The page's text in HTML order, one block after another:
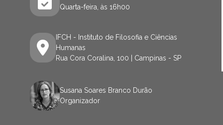
Quarta-feira, às 16h00
IFCH - Instituto de Filosofia e Ciências
Humanas
Rua Cora Coralina, 100 | Campinas - SP
Susana Soares Branco Durão
Organizador